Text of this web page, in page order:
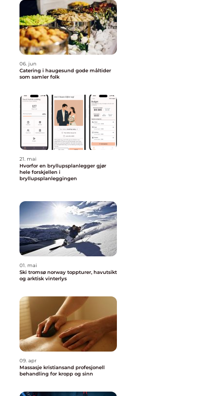
06. jun
Catering i haugesund gode måltider
som samler folk
21. mai
Hvorfor en bryllupsplanlegger gjør
hele forskjellen i
bryllupsplanleggingen
01. mai
Ski tromsø norway toppturer, havutsikt
og arktisk vinterlys
09. apr
Massasje kristiansand profesjonell
behandling for kropp og sinn